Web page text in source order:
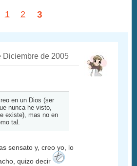
1 2 3
Diciembre de 2005
en un Dios (ser
nunca he visto,
existe), mas no en
tal.
sensato y, creo yo, lo
quizo decir